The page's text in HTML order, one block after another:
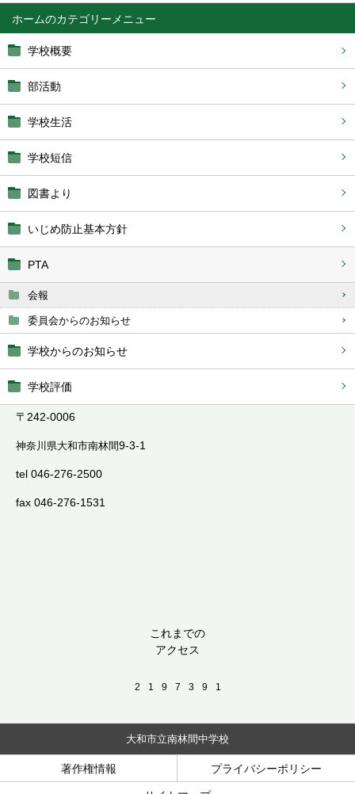
ホーム
学校概要
部活動
学校生活
学校短信
図書より
いじめ防止基本方針
PTA
会報
委員会からのお知らせ
学校からのお知らせ
学校評価
〒242-0006
神奈川県大和市南林間9-3-1
tel 046-276-2500
fax 046-276-1531
これまでの
アクセス
2 1 9 7 3 9 1
大和市立南林間中学校
著作権情報 プライバシーポリシー